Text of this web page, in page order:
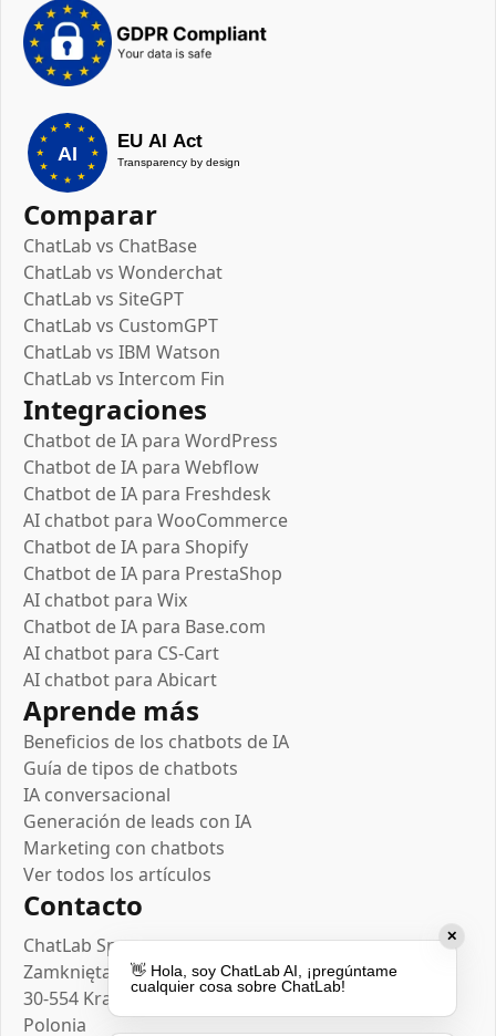
Comparar
ChatLab vs ChatBase
ChatLab vs Wonderchat
ChatLab vs SiteGPT
ChatLab vs CustomGPT
ChatLab vs IBM Watson
ChatLab vs Intercom Fin
Integraciones
Chatbot de IA para WordPress
Chatbot de IA para Webflow
Chatbot de IA para Freshdesk
AI chatbot para WooCommerce
Chatbot de IA para Shopify
Chatbot de IA para PrestaShop
AI chatbot para Wix
Chatbot de IA para Base.com
AI chatbot para CS-Cart
AI chatbot para Abicart
Aprende más
Beneficios de los chatbots de IA
Guía de tipos de chatbots
IA conversacional
Generación de leads con IA
Marketing con chatbots
Ver todos los artículos
Contacto
ChatLab Sp. z o.o.
Zamknięta 10/1.5
30-554 Kraków
Polonia
✕
👋 Hola, soy ChatLab AI, ¡pregúntame
cualquier cosa sobre ChatLab!